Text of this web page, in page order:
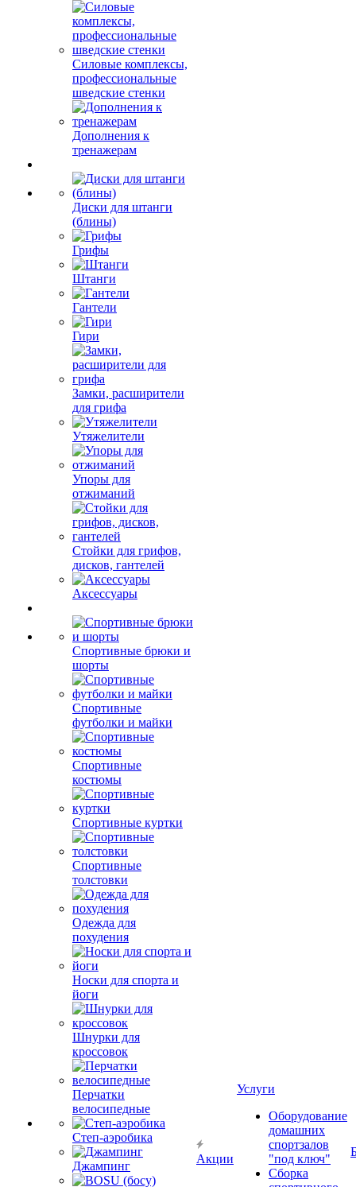
Силовые комплексы,
профессиональные
шведские стенки
Дополнения к
тренажерам
Диски для штанги
(блины)
Грифы
Штанги
Гантели
Гири
Замки, расширители
для грифа
Утяжелители
Упоры для
отжиманий
Стойки для грифов,
дисков, гантелей
Аксессуары
Спортивные брюки и
шорты
Спортивные
футболки и майки
Спортивные
костюмы
Спортивные куртки
Спортивные
толстовки
Одежда для
похудения
Носки для спорта и
йоги
Шнурки для
кроссовок
Перчатки
велосипедные
Степ-аэробика
Джампинг
Акции
Услуги
Оборудование
домашних
спортзалов
"под ключ"
Сборка